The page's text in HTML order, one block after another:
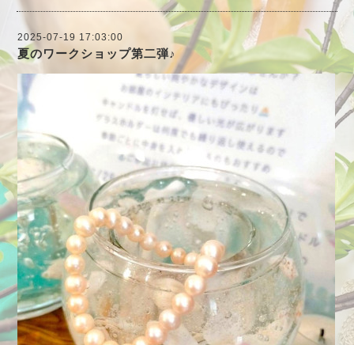
2025-07-19 17:03:00
夏のワークショップ第二弾♪